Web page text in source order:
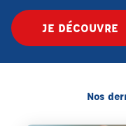
JE DÉCOUVRE
Nos